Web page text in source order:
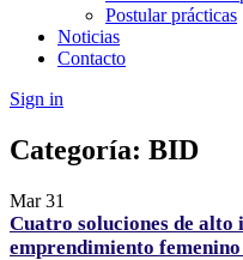
Postular prácticas
Noticias
Contacto
Sign in
Categoría: BID
Mar 31
Cuatro soluciones de alto
emprendimiento